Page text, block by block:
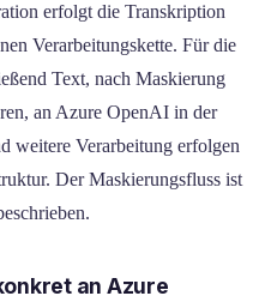
erfolgt die Transkription
Verarbeitungskette. Für die
Text, nach Maskierung
an Azure OpenAI in der
weitere Verarbeitung erfolgen
Der Maskierungsfluss ist
an Azure